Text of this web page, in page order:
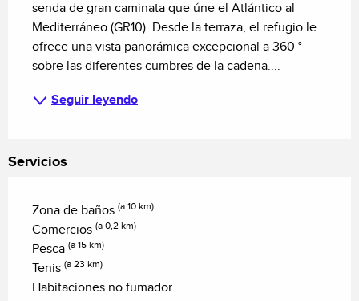
senda de gran caminata que úne el Atlántico al
Mediterráneo (GR10). Desde la terraza, el refugio le
ofrece una vista panorámica excepcional a 360 °
sobre las diferentes cumbres de la cadena....
Seguir leyendo
Servicios
Zona de baños (a 10 km)
Comercios (a 0,2 km)
Pesca (a 15 km)
Tenis (a 23 km)
Habitaciones no fumador